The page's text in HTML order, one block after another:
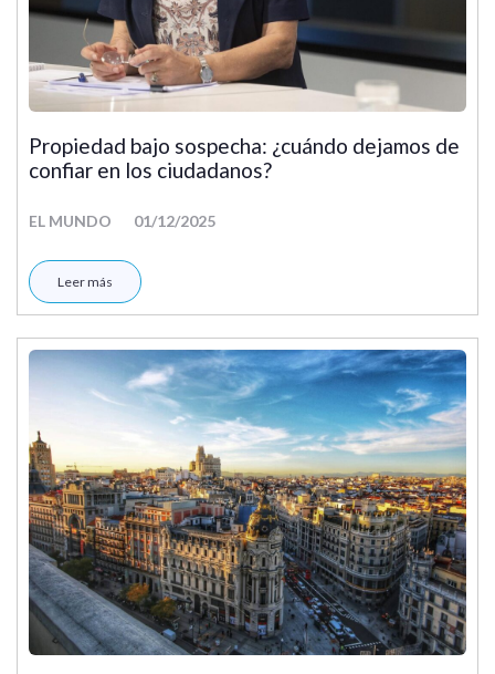
Propiedad bajo sospecha: ¿cuándo dejamos de
confiar en los ciudadanos?
EL MUNDO 01/12/2025
Leer más